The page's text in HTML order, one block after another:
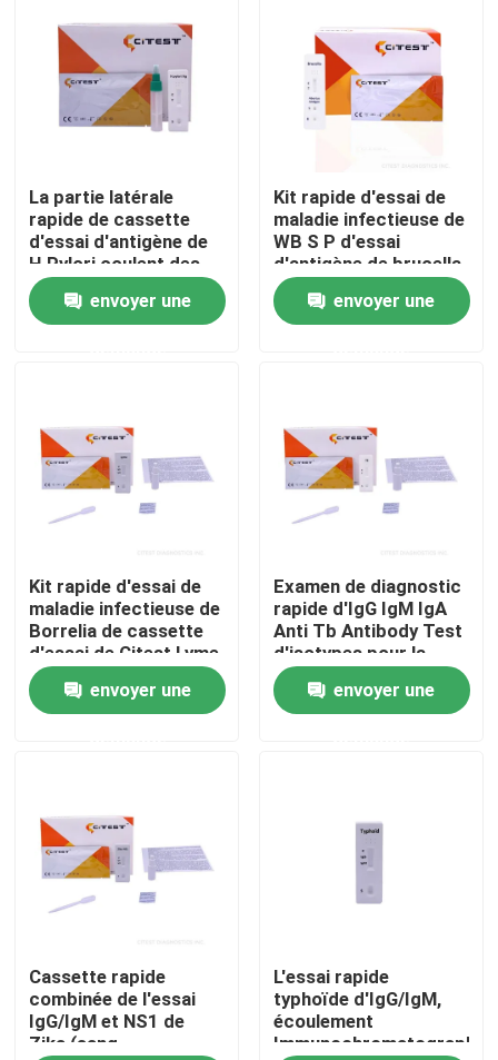
Produits
Visite d'usine
Contrôle de qualité
Nouvelles
Kit rapide d'essai d'antigène de Covid 19
Kit d'essai d'anticorps de Covid 19
Kit d'essai de la santé des femmes
La partie latérale
rapide de cassette
d'essai d'antigène de
H.Pylori coulent des
analyses
d'Immunochromatographic
envoyer une
Kit rapide d'essai de
maladie infectieuse de
WB S P d'essai
d'antigène de brucella
abortus de la CE 25T
envoyer une
Kit rapide d'essai de
maladie infectieuse de
Borrelia de cassette
d'essai de Citest Lyme
IgG IgM
envoyer une
Examen de diagnostic
rapide d'IgG IgM IgA
Anti Tb Antibody Test
d'isotypes pour la
tuberculose
envoyer une
Cassette rapide
combinée de l'essai
IgG/IgM et NS1 de
Zika (sang
L'essai rapide
typhoïde d'IgG/IgM,
écoulement
Immunochromatographic